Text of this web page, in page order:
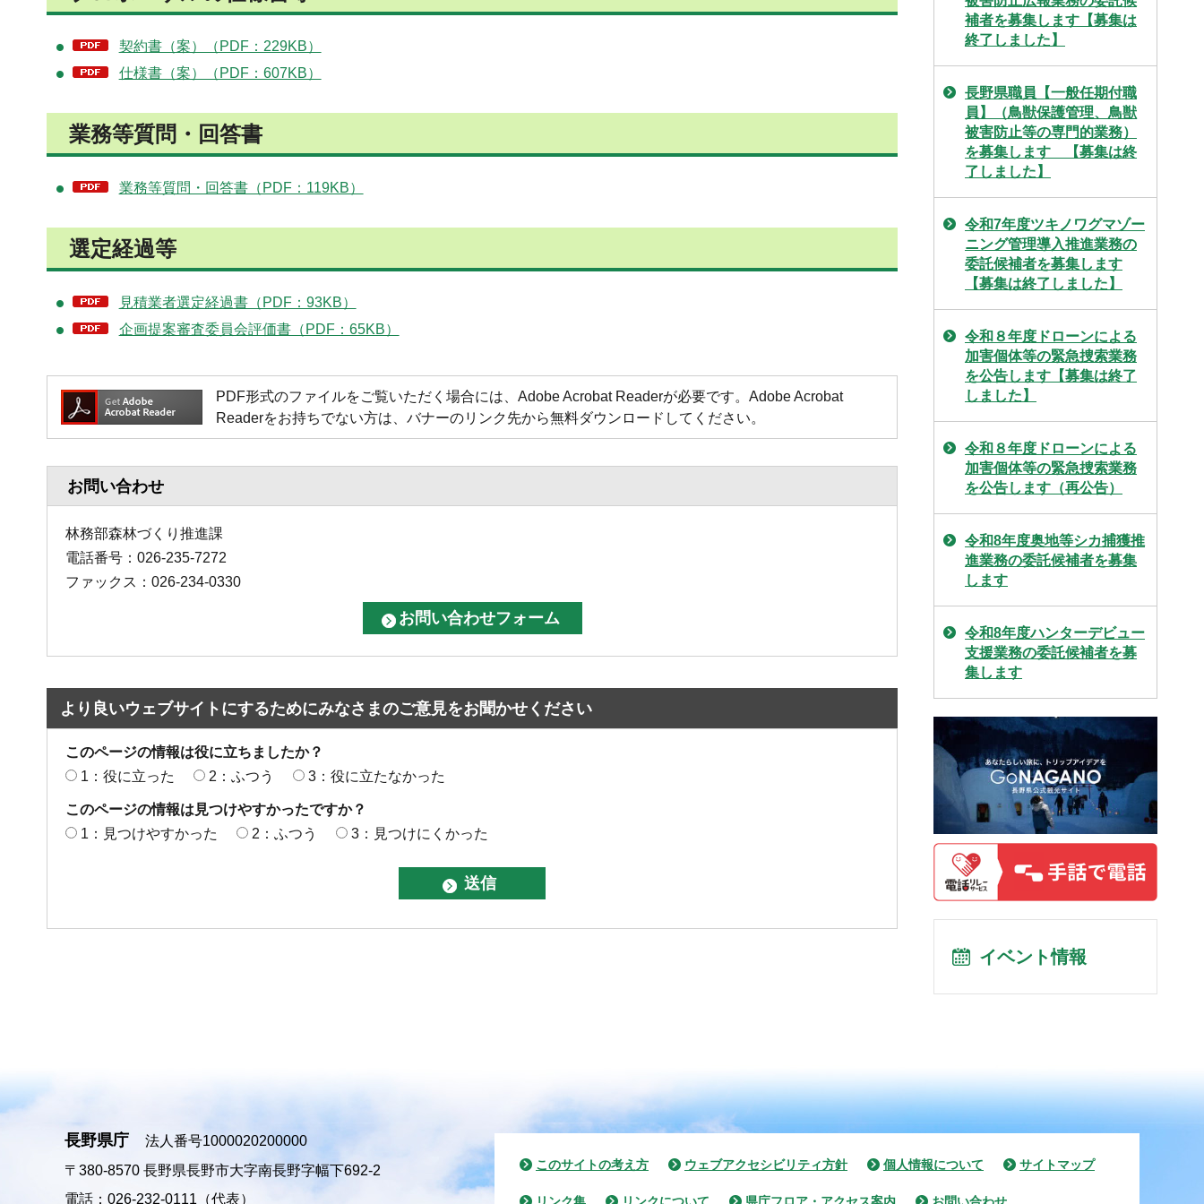
契約書（案）（PDF：229KB）
仕様書（案）（PDF：607KB）
業務等質問・回答書
業務等質問・回答書（PDF：119KB）
選定経過等
見積業者選定経過書（PDF：93KB）
企画提案審査委員会評価書（PDF：65KB）
PDF形式のファイルをご覧いただく場合には、Adobe Acrobat Readerが必要です。Adobe Acrobat
Readerをお持ちでない方は、バナーのリンク先から無料ダウンロードしてください。
お問い合わせ
林務部森林づくり推進課
電話番号：026-235-7272
ファックス：026-234-0330
より良いウェブサイトにするためにみなさまのご意見をお聞かせください
このページの情報は役に立ちましたか？
1：役に立った
2：ふつう 3：役に立たなかった
このページの情報は見つけやすかったですか？
1：見つけやすかった
2：ふつう 3：見つけにくかった
補者を募集します【募集は
終了しました】
長野県職員【一般任期付職
員】（鳥獣保護管理、鳥獣
被害防止等の専門的業務）
を募集します 【募集は終
了しました】
令和7年度ツキノワグマゾー
ニング管理導入推進業務の
委託候補者を募集します
【募集は終了しました】
令和８年度ドローンによる
加害個体等の緊急捜索業務
を公告します【募集は終了
しました】
令和８年度ドローンによる
加害個体等の緊急捜索業務
を公告します（再公告）
令和8年度奥地等シカ捕獲推
進業務の委託候補者を募集
します
令和8年度ハンターデビュー
支援業務の委託候補者を募
集します
イベント情報
長野県庁
法人番号1000020200000
〒380-8570 長野県長野市大字南長野字幅下692-2
電話：026-232-0111（代表）
このサイトの考え方 ウェブアクセシビリティ方針 個人情報について サイトマップ